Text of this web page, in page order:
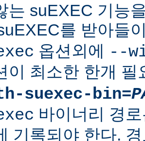
는 suEXEC 기능
를 받아들
옵션외에
--
이 최소한 한개 필
suexec-bin=
바이너리 경
기록되야 한다.